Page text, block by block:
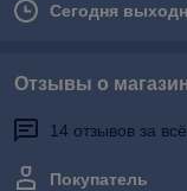
Сегодня
Отзывы о
14 отзывов за
Покупатель